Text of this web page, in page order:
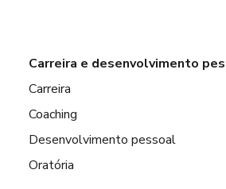
Carreira e desenvolvimento
Carreira
Coaching
Desenvolvimento pessoal
Oratória